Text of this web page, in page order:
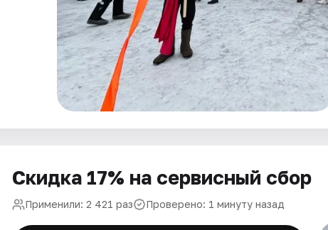
Скидка 17% на сервисный сбор
Применили: 2 421 раз Проверено: 1 минуту назад